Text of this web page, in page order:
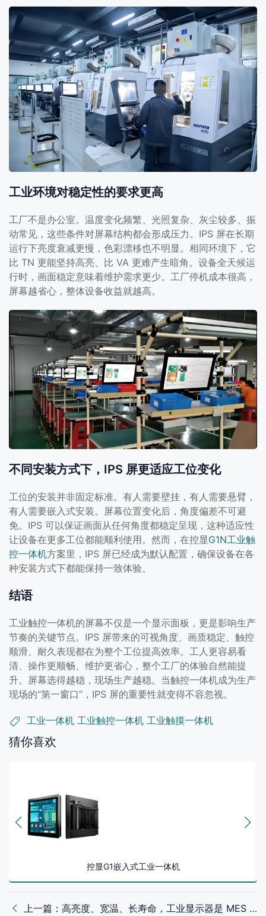
工业环境对稳定性的要求更高
工厂不是办公室。温度变化频繁、光照复杂、灰尘较多、振
动常见，这些条件对屏幕结构都会形成压力。IPS 屏在长期
运行下亮度衰减更慢，色彩漂移也不明显。相同环境下，它
比 TN 更能坚持高亮、比 VA 更难产生暗角。设备全天候运
行时，画面稳定意味着维护需求更少。工厂停机成本很高，
屏幕越省心，整体设备收益就越高。
不同安装方式下，IPS 屏更适应工位变化
工位的安装并非固定标准。有人需要壁挂，有人需要悬臂，
有人需要嵌入式安装。屏幕位置变化后，角度偏差不可避
免。IPS 可以保证画面从任何角度都稳定呈现，这种适应性
让设备在更多工位都能顺利使用。然而，在控显G1N工业触
控一体机方案里，IPS 屏已经成为默认配置，确保设备在各
种安装方式下都能保持一致体验。
结语
工业触控一体机的屏幕不仅是一个显示面板，更是影响生产
节奏的关键节点。IPS 屏带来的可视角度、画质稳定、触控
顺滑、耐久表现都在为整个工位提高效率。工人更容易看
清、操作更顺畅、维护更省心，整个工厂的体验自然能提
升。屏幕选得越稳，现场生产越稳。当触控一体机成为生产
现场的“第一窗口”，IPS 屏的重要性就变得不容忽视。
工业一体机 工业触控一体机 工业触摸一体机
猜你喜欢
控显G1嵌入式工业一体机
上一篇：高亮度、宽温、长寿命，工业显示器是 MES 看板的标配不是选择